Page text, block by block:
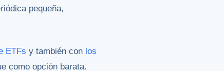
pequeña,
ETFs y también con los
como opción barata.